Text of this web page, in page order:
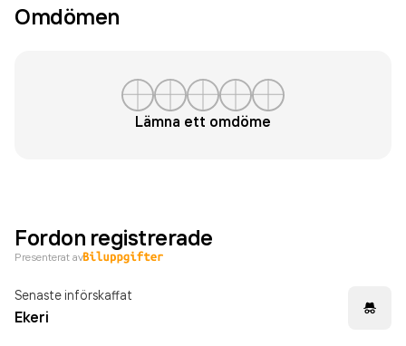
Omdömen
Lämna ett omdöme
Fordon registrerade
Presenterat av
Senaste införskaffat
Ekeri